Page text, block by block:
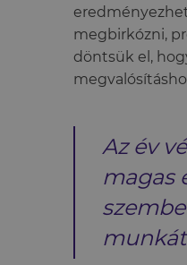
megbirkózni,
döntsük el,
Az év
magas